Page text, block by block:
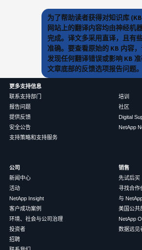
为了帮助读者获得对知识库
网站上的翻译内容均由神经机
完成。译文多采用直译，且有
准确。要查看原始的 KB 内容
发现任何翻译错误或影响 KB
文章底部的反馈选项报告问题。
更多支持信息
联系支持部门
报告问题
提供反馈
安全公告
支持策略和支持服务
培训
社区
Digital
NetApp
公司
新闻中心
活动
NetApp Insight
客户成功案例
环境、社会与公司治理
投资者
招聘
销售
先试后买
寻找合作
与
美国公共
NetApp
数据远见